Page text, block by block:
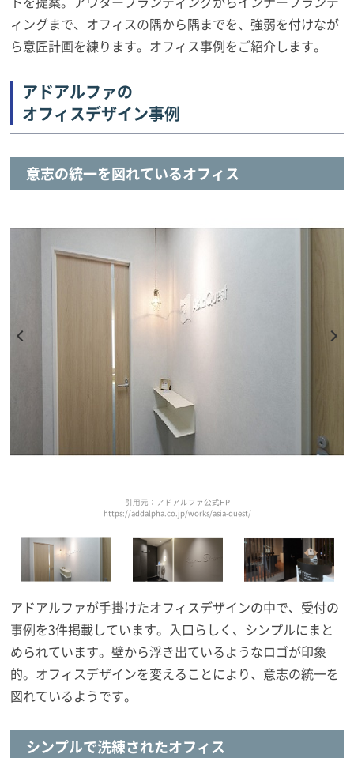
ィングまで、オフィスの隅から隅までを、強弱を付けなが
ら意匠計画を練ります。オフィス事例をご紹介します。
アドアルファの
オフィスデザイン事例
意志の統一を図れているオフィス
引用元：アドアルファ公式HP
https://addalpha.co.jp/works/asia-quest/
アドアルファが手掛けたオフィスデザインの中で、受付の
事例を3件掲載しています。入口らしく、シンプルにまと
められています。壁から浮き出ているようなロゴが印象
的。オフィスデザインを変えることにより、意志の統一を
図れているようです。
シンプルで洗練されたオフィス